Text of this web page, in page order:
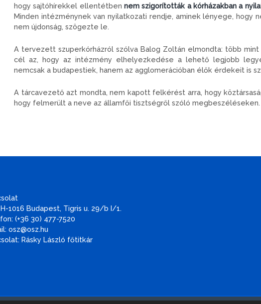
hogy sajtóhírekkel ellentétben nem szigorították a kórházakban a
Minden intézménynek van nyilatkozati rendje, aminek lényege, hogy
nem újdonság, szögezte le.
A tervezett szuperkórházról szólva Balog Zoltán elmondta: több
cél az, hogy az intézmény elhelyezkedése a lehető legjobb
nemcsak a budapestiek, hanem az agglomerációban élők érdekeit is
A tárcavezető azt mondta, nem kapott felkérést arra, hogy
hogy felmerült a neve az államfői tisztségről szóló megbeszéléseken.
H-1016 Budapest, Tigris u. 29/b I/1.
(+36 30) 477-7520
osz@osz.hu
Rásky László főtitkár